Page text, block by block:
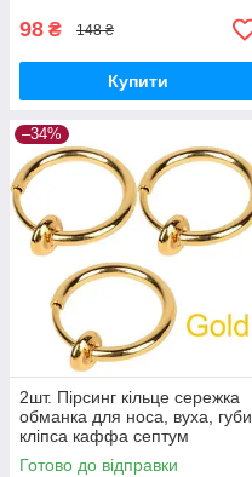
98 ₴ 148 ₴
Купити
–34%
2шт. Пірсинг кільце сережка
обманка для носа, вуха, губи
кліпса каффа септум
(золото)
Готово до відправки